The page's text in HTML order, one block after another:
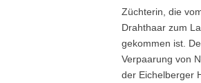
Züchterin, die
Drahthaar zum
gekommen ist.
Verpaarung von
der Eichelberger